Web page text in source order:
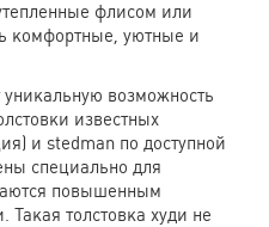
флисом или
комфортные, уютные и
возможность
известных
и stedman по доступной
специально для
повышенным
толстовка худи не